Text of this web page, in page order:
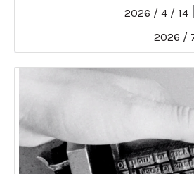
14 / 4 / 2026